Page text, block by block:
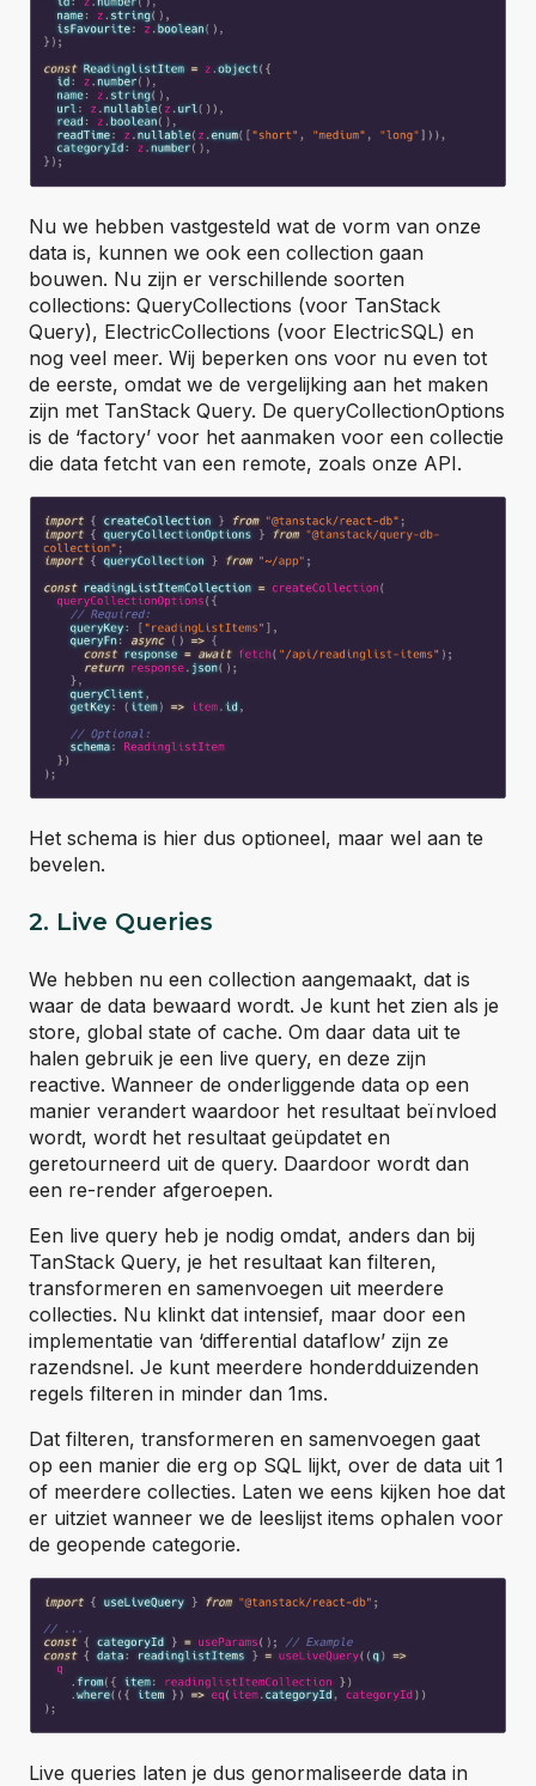
Nu we hebben vastgesteld wat de vorm van onze
data is, kunnen we ook een collection gaan
bouwen. Nu zijn er verschillende soorten
collections: QueryCollections (voor TanStack
Query), ElectricCollections (voor ElectricSQL) en
nog veel meer. Wij beperken ons voor nu even tot
de eerste, omdat we de vergelijking aan het maken
zijn met TanStack Query. De queryCollectionOptions
is de ‘factory’ voor het aanmaken voor een collectie
die data fetcht van een remote, zoals onze API.
Het schema is hier dus optioneel, maar wel aan te
bevelen.
2. Live Queries
We hebben nu een collection aangemaakt, dat is
waar de data bewaard wordt. Je kunt het zien als je
store, global state of cache. Om daar data uit te
halen gebruik je een live query, en deze zijn
reactive. Wanneer de onderliggende data op een
manier verandert waardoor het resultaat beïnvloed
wordt, wordt het resultaat geüpdatet en
geretourneerd uit de query. Daardoor wordt dan
een re-render afgeroepen.
Een live query heb je nodig omdat, anders dan bij
TanStack Query, je het resultaat kan filteren,
transformeren en samenvoegen uit meerdere
collecties. Nu klinkt dat intensief, maar door een
implementatie van ‘differential dataflow’ zijn ze
razendsnel. Je kunt meerdere honderdduizenden
regels filteren in minder dan 1ms.
Dat filteren, transformeren en samenvoegen gaat
op een manier die erg op SQL lijkt, over de data uit 1
of meerdere collecties. Laten we eens kijken hoe dat
er uitziet wanneer we de leeslijst items ophalen voor
de geopende categorie.
Live queries laten je dus genormaliseerde data in